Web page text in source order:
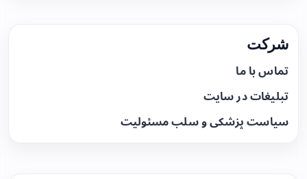
شرکت
تماس با ما
تبلیغات در سایت
سیاست پزشکی و سلب مسئولیت